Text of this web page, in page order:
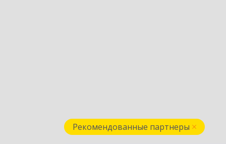
Рекомендованные партнеры